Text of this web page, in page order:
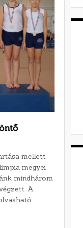
mellett
megyei
mindhárom
A